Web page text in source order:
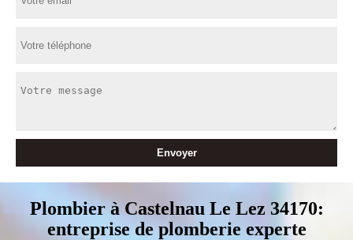
Plombier à Castelnau Le Lez 34170:
entreprise de plomberie experte